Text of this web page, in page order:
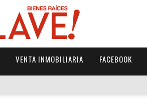
VENTA INMOBILIARIA FACEBOOK